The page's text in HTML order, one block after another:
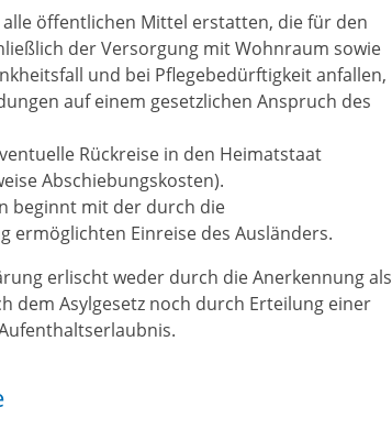
alle öffentlichen Mittel erstatten, die für den
der Versorgung mit Wohnraum sowie
und bei Pflegebedürftigkeit anfallen,
auf einem gesetzlichen Anspruch des
Rückreise in den Heimatstaat
Abschiebungskosten).
beginnt mit der durch die
ermöglichten Einreise des Ausländers.
erlischt weder durch die Anerkennung als
dem Asylgesetz noch durch Erteilung einer